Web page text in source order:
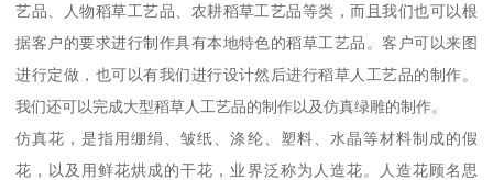
艺品、人物稻草工艺品、农耕稻草工艺品等类，而且我们也可以根
据客户的要求进行制作具有本地特色的稻草工艺品。客户可以来图
进行定做，也可以有我们进行设计然后进行稻草人工艺品的制作。
我们还可以完成大型稻草人工艺品的制作以及仿真绿雕的制作。
仿真花，是指用绷绢、皱纸、涤纶、塑料、水晶等材料制成的假
花，以及用鲜花烘成的干花，业界泛称为人造花。人造花顾名思